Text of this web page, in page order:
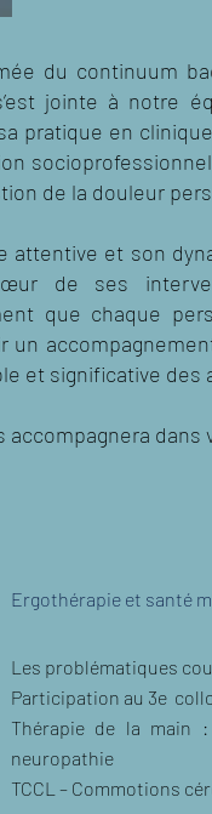
du continuum
jointe à notre
pratique en
de la douleur
attentive et son
de ses
que chaque
un
et significative
accompagnera
Ergothérapie et santé
Les problématiques
Participation au 3e
Thérapie de la main
neuropathie
TCCL – Commotions